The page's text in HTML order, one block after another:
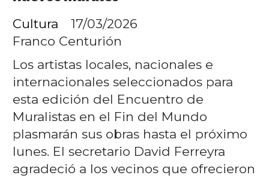
Franco Centurión
Cultura 17/03/2026
Los artistas locales, nacionales e
internacionales seleccionados para
esta edición del Encuentro de
Muralistas en el Fin del Mundo
plasmarán sus obras hasta el próximo
lunes. El secretario David Ferreyra
agradeció a los vecinos que ofrecieron